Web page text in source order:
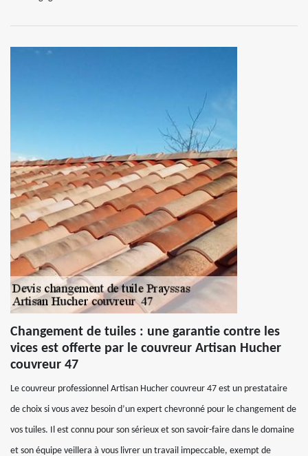
Changement de tuiles : une garantie contre les
vices est offerte par le couvreur Artisan Hucher
couvreur 47
Le couvreur professionnel Artisan Hucher couvreur 47 est un prestataire
de choix si vous avez besoin d’un expert chevronné pour le changement de
vos tuiles. Il est connu pour son sérieux et son savoir-faire dans le domaine
et son équipe veillera à vous livrer un travail impeccable, exempt de